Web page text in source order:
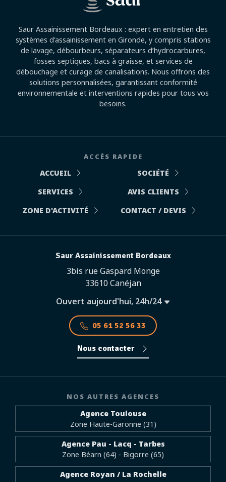
Saur Assainissement Bordeaux : expert en entretien des
systèmes d'assainissement en Gironde, y compris stations
de lavage, débourbeurs, séparateurs d’hydrocarbures,
fosses septiques, bacs à graisse, et services de
débouchage et curage de canalisations. Nous offrons des
solutions personnalisées, garantissant conformité
environnementale et interventions rapides pour tous vos
besoins.
ACCÈS RAPIDE
ACCUEIL
SOCIÉTÉ
SERVICES
AVIS CLIENTS
ZONE D'ACTIVITÉ
CONTACT / DEVIS
Saur Assainissement Bordeaux
3bis rue Gaspard Monge
33610 Canéjan
Ouvert aujourd'hui, 24h/24
05 61 52 56 33
Nous contacter
NOS AUTRES AGENCES
Agence Toulouse
Zone Haute-Garonne (31)
Agence Pau - Lacq - Tarbes
Zone Béarn (64) - Bigorre (65)
Agence Royan / La Rochelle